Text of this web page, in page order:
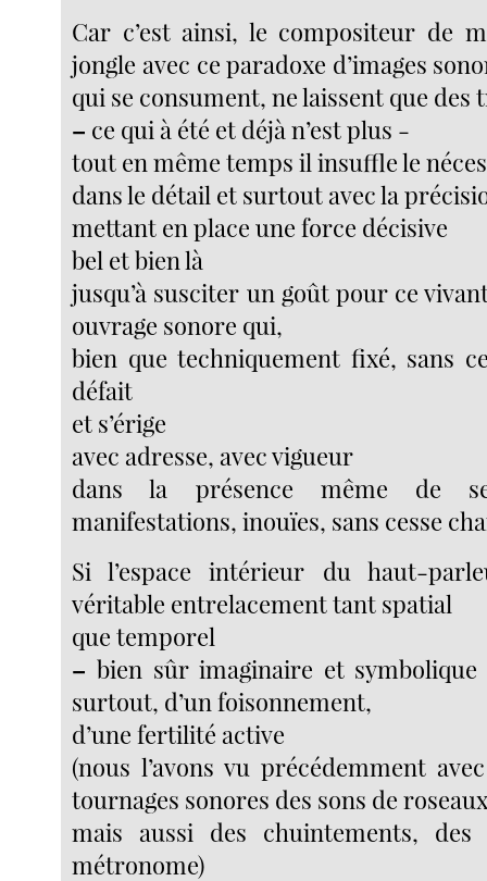
Car c’est ainsi, le compositeur de
jongle avec ce paradoxe d’images
qui se consument, ne laissent que des
– ce qui à été et déjà n’est plus -
tout en même temps il insuffle le
dans le détail et surtout avec la
mettant en place une force décisive
bel et bien là
jusqu’à susciter un goût pour ce
ouvrage sonore qui,
bien que techniquement fixé, sans
défait
et s’érige
avec adresse, avec vigueur
dans la présence même de
manifestations, inouïes, sans cesse
Si l’espace intérieur du haut-
véritable entrelacement tant spatial
que temporel
– bien sûr imaginaire et
surtout, d’un foisonnement,
d’une fertilité active
(nous l’avons vu précédemment
tournages sonores des sons de
mais aussi des chuintements,
métronome)